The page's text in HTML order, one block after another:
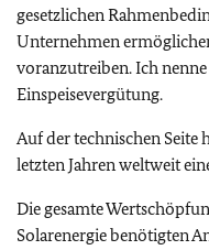
gesetzlichen
Unternehmen
voranzutreiben. Ich
Einspeisevergütung.
Auf der technischen Seite
letzten Jahren weltweit
Die gesamte
Solarenergie benötigten